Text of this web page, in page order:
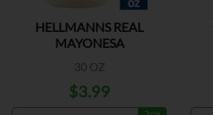
HELLMANNS REAL
MAYONESA
30 OZ
$3.99